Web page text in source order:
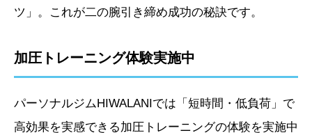
ツ」。これが二の腕引き締め成功の秘訣です。
加圧トレーニング体験実施中
パーソナルジムHIWALANIでは「短時間・低負荷」で
高効果を実感できる加圧トレーニングの体験を実施中